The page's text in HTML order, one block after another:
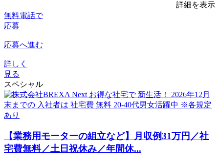
詳細を表示
無料電話で
応募
応募へ進む
詳しく
見る
スペシャル
【業務用モーターの組立など】月収例31万円／社
宅費無料／土日祝休み／年間休...